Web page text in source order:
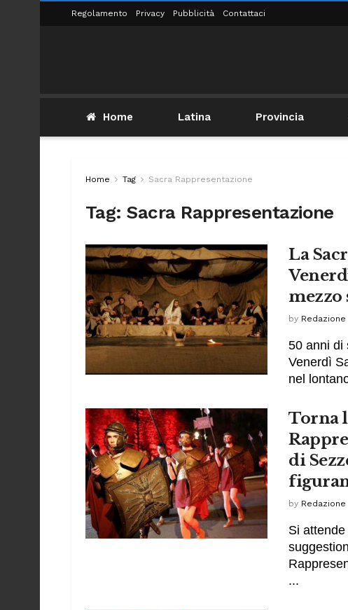
Regolamento Privacy Pubblicità Contattaci
Home Latina Provincia
Home Tag Sacra Rappresentazione
Tag:Sacra Rappresentazione
La
mezzo
by Redazione
50 anni di
Venerdì
nel
Torna
di
by Redazione
Si
...